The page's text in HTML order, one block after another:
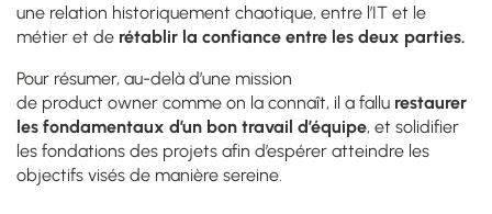
une relation historiquement chaotique, entre l’IT et le
métier et de rétablir la confiance entre les deux parties.
Pour résumer, au-delà d’une mission
de product owner comme on la connaît, il a fallu restaurer
les fondamentaux d’un bon travail d’équipe, et solidifier
les fondations des projets afin d’espérer atteindre les
objectifs visés de manière sereine.